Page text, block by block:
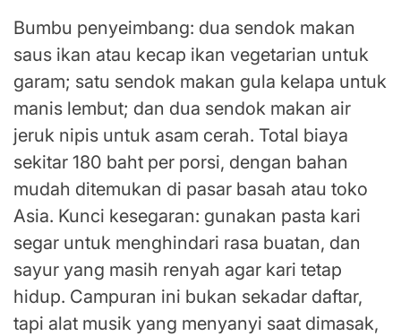
Bumbu penyeimbang: dua sendok makan
saus ikan atau kecap ikan vegetarian untuk
garam; satu sendok makan gula kelapa untuk
manis lembut; dan dua sendok makan air
jeruk nipis untuk asam cerah. Total biaya
sekitar 180 baht per porsi, dengan bahan
mudah ditemukan di pasar basah atau toko
Asia. Kunci kesegaran: gunakan pasta kari
segar untuk menghindari rasa buatan, dan
sayur yang masih renyah agar kari tetap
hidup. Campuran ini bukan sekadar daftar,
tapi alat musik yang menyanyi saat dimasak,